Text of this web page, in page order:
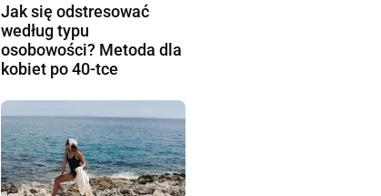
Jak się odstresować
według typu
osobowości? Metoda dla
kobiet po 40-tce